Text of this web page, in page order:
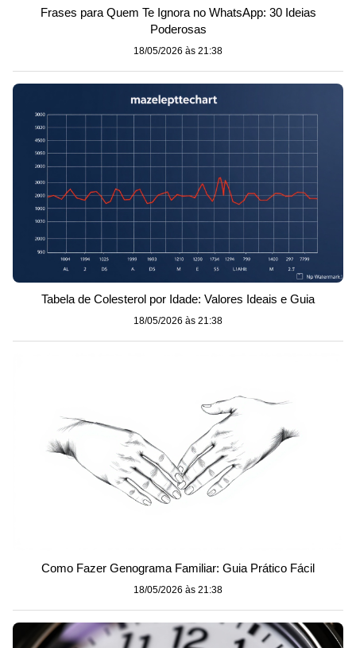
Frases para Quem Te Ignora no WhatsApp: 30 Ideias
Poderosas
18/05/2026 às 21:38
Tabela de Colesterol por Idade: Valores Ideais e Guia
18/05/2026 às 21:38
Como Fazer Genograma Familiar: Guia Prático Fácil
18/05/2026 às 21:38